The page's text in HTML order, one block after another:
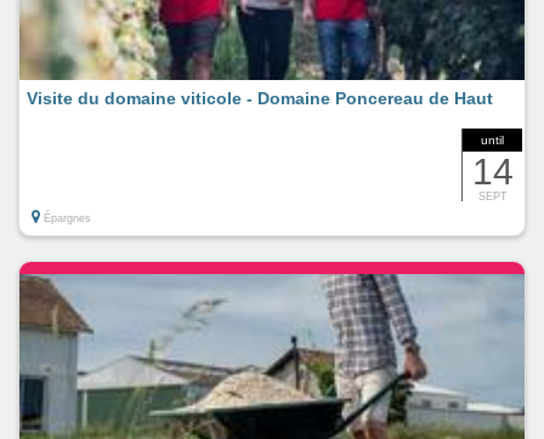
until
14
SEPT
Visite du domaine viticole - Domaine Poncereau de Haut
Épargnes